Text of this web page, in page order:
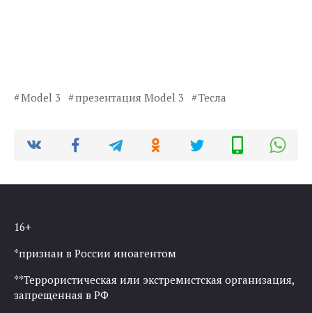
Model 3 презентация Model 3 Тесла
16+
*признан в России иноагентом
**Террористическая или экстремистская организация,
запрещенная в РФ